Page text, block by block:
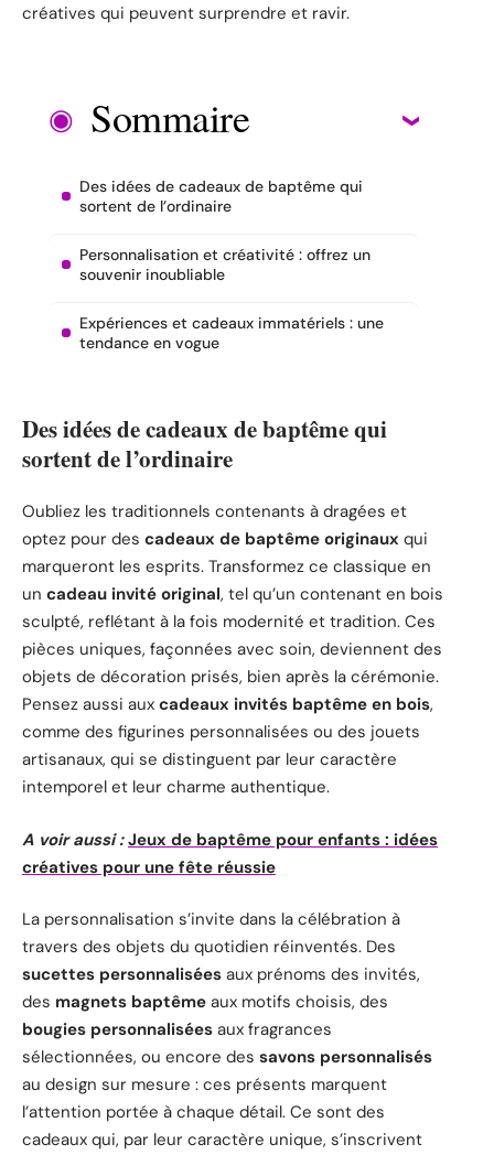
créatives qui peuvent surprendre et ravir.
Sommaire
Des idées de cadeaux de baptême qui
sortent de l’ordinaire
Personnalisation et créativité : offrez un
souvenir inoubliable
Expériences et cadeaux immatériels : une
tendance en vogue
Des idées de cadeaux de baptême qui
sortent de l’ordinaire
Oubliez les traditionnels contenants à dragées et
optez pour des cadeaux de baptême originaux qui
marqueront les esprits. Transformez ce classique en
un cadeau invité original, tel qu’un contenant en bois
sculpté, reflétant à la fois modernité et tradition. Ces
pièces uniques, façonnées avec soin, deviennent des
objets de décoration prisés, bien après la cérémonie.
Pensez aussi aux cadeaux invités baptême en bois,
comme des figurines personnalisées ou des jouets
artisanaux, qui se distinguent par leur caractère
intemporel et leur charme authentique.
A voir aussi : Jeux de baptême pour enfants : idées
créatives pour une fête réussie
La personnalisation s’invite dans la célébration à
travers des objets du quotidien réinventés. Des
sucettes personnalisées aux prénoms des invités,
des magnets baptême aux motifs choisis, des
bougies personnalisées aux fragrances
sélectionnées, ou encore des savons personnalisés
au design sur mesure : ces présents marquent
l’attention portée à chaque détail. Ce sont des
cadeaux qui, par leur caractère unique, s’inscrivent